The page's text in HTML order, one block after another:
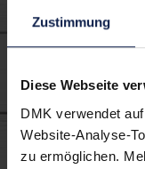
Zustimmung
Diese Webseite
DMK verwendet
Website-Analyse-
zu ermöglichen.
lecker:
Hauptspeise
Käse